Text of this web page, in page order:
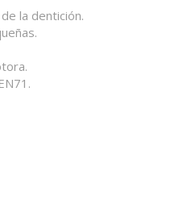
la dentición.